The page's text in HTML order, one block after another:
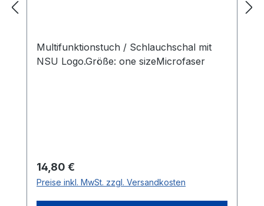
Multifunktionstuch / Schlauchschal mit
NSU Logo.Größe: one sizeMicrofaser
Regulärer Preis:
14,80 €
Preise inkl. MwSt. zzgl. Versandkosten